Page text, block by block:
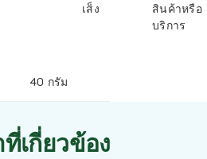
เส็ง
สินค้าหรือ
บริการ
40 กรัม
เกี่ยวข้อง